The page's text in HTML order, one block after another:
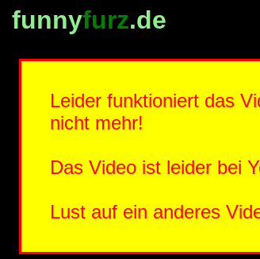
funnyfurz.de
Leider funktioniert das
nicht mehr!
Das Video ist leider bei
Lust auf ein anderes